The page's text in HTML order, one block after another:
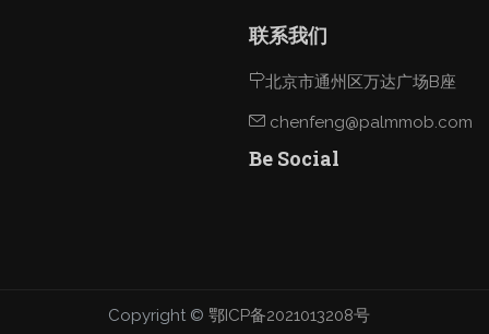
联系我们
北京市通州区万达广场B座
chenfeng@palmmob.com
Be Social
Copyright © 鄂ICP备2021013208号